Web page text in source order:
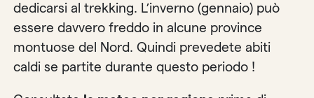
dedicarsi al trekking. L’inverno (gennaio) può
essere davvero freddo in alcune province
montuose del Nord. Quindi prevedete abiti
caldi se partite durante questo periodo !